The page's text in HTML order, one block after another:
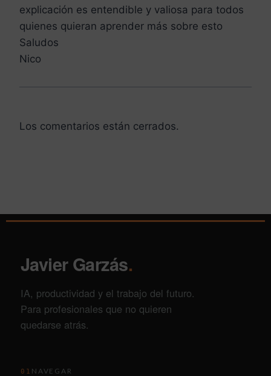
explicación es entendible y valiosa para todos
quienes quieran aprender más sobre esto
Saludos
Nico
Los comentarios están cerrados.
Javier Garzás.
IA, productividad y el trabajo del futuro.
Para profesionales que no quieren
quedarse atrás.
01 NAVEGAR